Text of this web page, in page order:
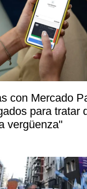
con Mercado
para tratar
vergüenza"